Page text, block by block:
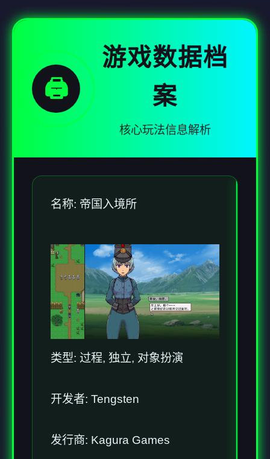
🖨️
游戏数据档
案
核心玩法信息解析
名称: 帝国入境所
类型: 过程, 独立, 对象扮演
开发者: Tengsten
发行商: Kagura Games